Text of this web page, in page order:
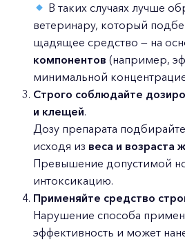
В таких случаях лучше
ветеринару, который
щадящее средство — на
компонентов (например,
минимальной
Строго соблюдайте
и клещей.
Дозу препарата
исходя из веса и возраста
Превышение допустимой
интоксикацию.
Применяйте средство
Нарушение способа
эффективность и может